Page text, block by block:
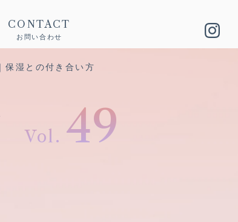
CONTACT
お問い合わせ
湿との付き合い方
Vol. 49